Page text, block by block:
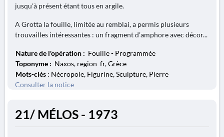
jusqu'à présent étant tous en argile.
A Grotta la fouille, limitée au remblai, a permis plusieurs
trouvailles intéressantes : un fragment d'amphore avec décor...
Nature de l'opération : Fouille - Programmée
Toponyme : Naxos, region_fr, Grèce
Mots-clés : Nécropole, Figurine, Sculpture, Pierre
Consulter la notice
21/ MÉLOS - 1973